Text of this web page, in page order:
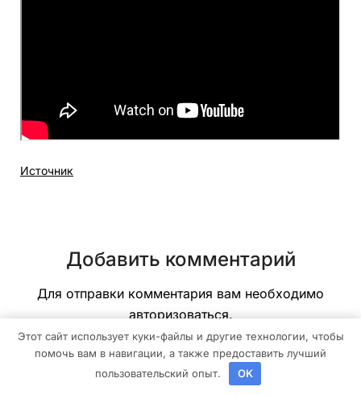
Источник
Добавить комментарий
Для отправки комментария вам необходимо
авторизоваться.
Этот сайт использует куки-файлы и другие технологии, чтобы
помочь вам в навигации, а также предоставить лучший
пользовательский опыт.
OK